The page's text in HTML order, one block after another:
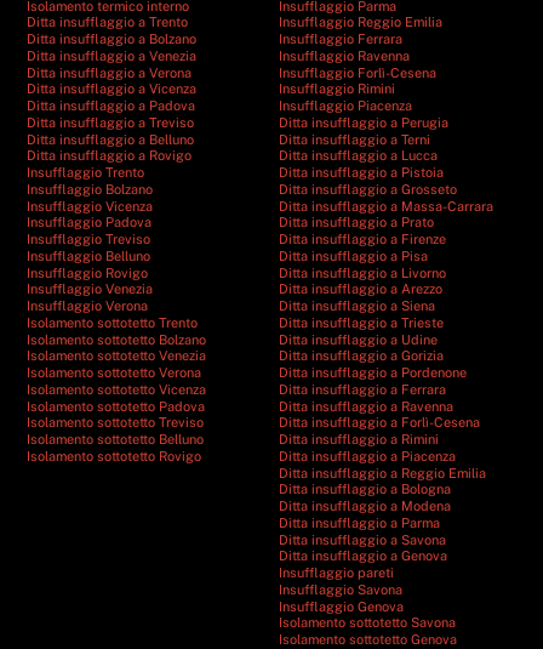
Isolamento termico interno
Ditta insufflaggio a Trento
Ditta insufflaggio a Bolzano
Ditta insufflaggio a Venezia
Ditta insufflaggio a Verona
Ditta insufflaggio a Vicenza
Ditta insufflaggio a Padova
Ditta insufflaggio a Treviso
Ditta insufflaggio a Belluno
Ditta insufflaggio a Rovigo
Insufflaggio Trento
Insufflaggio Bolzano
Insufflaggio Vicenza
Insufflaggio Padova
Insufflaggio Treviso
Insufflaggio Belluno
Insufflaggio Rovigo
Insufflaggio Venezia
Insufflaggio Verona
Isolamento sottotetto Trento
Isolamento sottotetto Bolzano
Isolamento sottotetto Venezia
Isolamento sottotetto Verona
Isolamento sottotetto Vicenza
Isolamento sottotetto Padova
Isolamento sottotetto Treviso
Isolamento sottotetto Belluno
Isolamento sottotetto Rovigo
Insufflaggio Parma
Insufflaggio Reggio Emilia
Insufflaggio Ferrara
Insufflaggio Ravenna
Insufflaggio Forlì-Cesena
Insufflaggio Rimini
Insufflaggio Piacenza
Ditta insufflaggio a Perugia
Ditta insufflaggio a Terni
Ditta insufflaggio a Lucca
Ditta insufflaggio a Pistoia
Ditta insufflaggio a Grosseto
Ditta insufflaggio a Massa-Carrara
Ditta insufflaggio a Prato
Ditta insufflaggio a Firenze
Ditta insufflaggio a Pisa
Ditta insufflaggio a Livorno
Ditta insufflaggio a Arezzo
Ditta insufflaggio a Siena
Ditta insufflaggio a Trieste
Ditta insufflaggio a Udine
Ditta insufflaggio a Gorizia
Ditta insufflaggio a Pordenone
Ditta insufflaggio a Ferrara
Ditta insufflaggio a Ravenna
Ditta insufflaggio a Forlì-Cesena
Ditta insufflaggio a Rimini
Ditta insufflaggio a Piacenza
Ditta insufflaggio a Reggio Emilia
Ditta insufflaggio a Bologna
Ditta insufflaggio a Modena
Ditta insufflaggio a Parma
Ditta insufflaggio a Savona
Ditta insufflaggio a Genova
Insufflaggio pareti
Insufflaggio Savona
Insufflaggio Genova
Isolamento sottotetto Savona
Isolamento sottotetto Genova